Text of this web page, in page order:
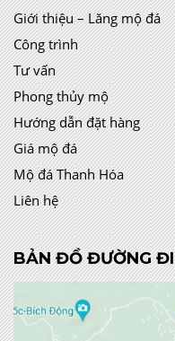
Giới thiệu – Lăng mộ đá
Công trình
Tư vấn
Phong thủy mộ
Hướng dẫn đặt hàng
Giá mộ đá
Mộ đá Thanh Hóa
Liên hệ
BẢN ĐỒ ĐƯỜNG ĐI